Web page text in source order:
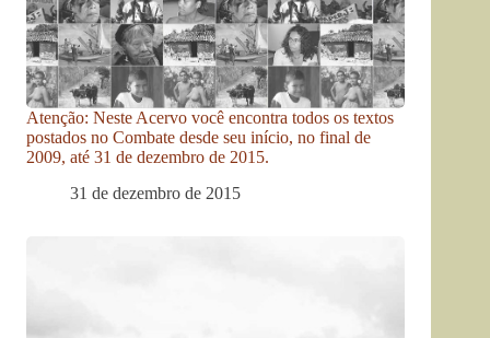
Atenção: Neste Acervo você encontra todos os textos
postados no Combate desde seu início, no final de
2009, até 31 de dezembro de 2015.
31 de dezembro de 2015